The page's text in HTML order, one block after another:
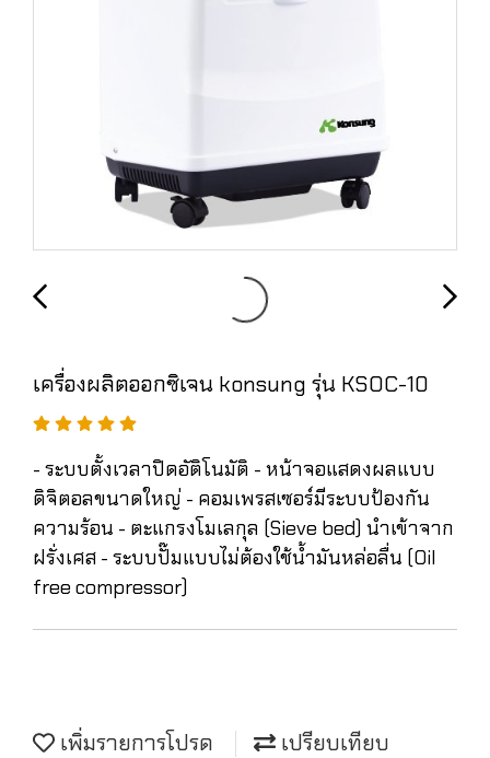
เครื่องผลิตออกซิเจน konsung รุ่น KSOC-10
- ระบบตั้งเวลาปิดอัติโนมัติ - หน้าจอแสดงผลแบบ
ดิจิตอลขนาดใหญ่ - คอมเพรสเซอร์มีระบบป้องกัน
ความร้อน - ตะแกรงโมเลกุล (Sieve bed) นำเข้าจาก
ฝรั่งเศส - ระบบปั๊มแบบไม่ต้องใช้น้ำมันหล่อลื่น (Oil
free compressor)
เพิ่มรายการโปรด เปรียบเทียบ